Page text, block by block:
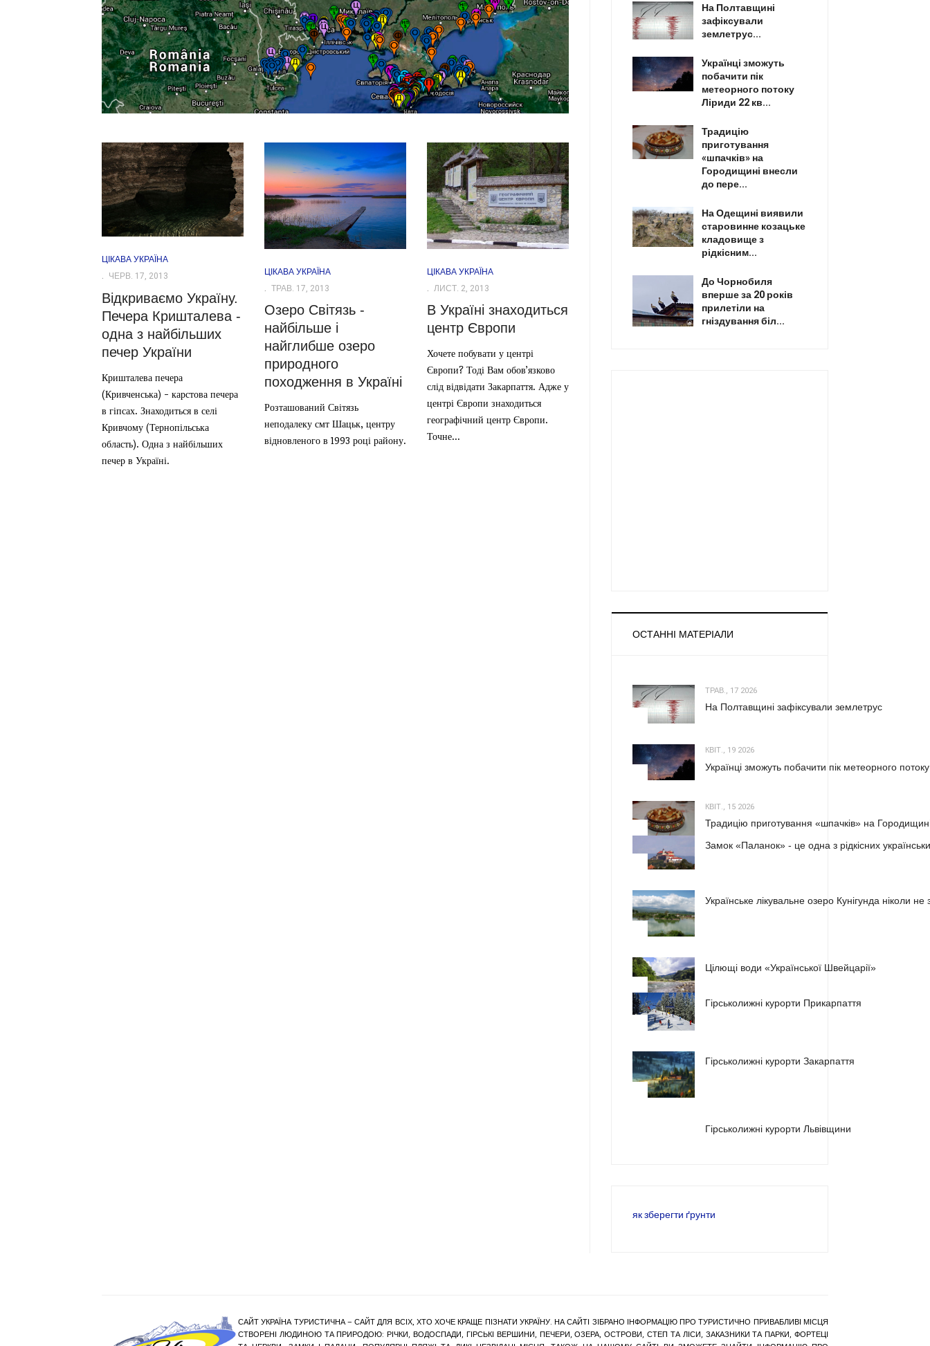
ЦІКАВА УКРАЇНА
ЧЕРВ. 17, 2013
Відкриваємо Україну.
Печера Кришталева -
одна з найбільших
печер України
Кришталева печера
(Кривченська) - карстова печера
в гіпсах. Знаходиться в селі
Кривчому (Тернопільська
область). Одна з найбільших
печер в Україні.
ЦІКАВА УКРАЇНА
ТРАВ. 17, 2013
Озеро Світязь -
найбільше і
найглибше озеро
природного
походження в Україні
Розташований Світязь
неподалеку смт Шацьк, центру
відновленого в 1993 році району.
ЦІКАВА УКРАЇНА
ЛИСТ. 2, 2013
В Україні знаходиться
центр Європи
Хочете побувати у центрі
Європи? Тоді Вам обов’язково
слід відвідати Закарпаття. Адже у
центрі Європи знаходиться
географічний центр Європи.
Точне...
На Полтавщині
зафіксували
землетрус...
Українці зможуть
побачити пік
метеорного потоку
Ліриди 22 кв...
Традицію
приготування
«шпачків» на
Городищині внесли
до пере...
На Одещині виявили
старовинне козацьке
кладовище з
рідкісним...
До Чорнобиля
вперше за 20 років
прилетіли на
гніздування біл...
ОСТАННІ МАТЕРІАЛИ
ТРАВ., 17 2026
На Полтавщині зафіксували землетрус
КВІТ., 19 2026
Українці зможуть побачити пік метеорного
КВІТ., 15 2026
Традицію приготування «шпачків» на
Замок «Паланок» - це одна з рідкісних
Українське лікувальне озеро Кунігунда ніколи
Цілющі води «Української Швейцарії»
Гірськолижні курорти Прикарпаття
Гірськолижні курорти Закарпаття
Гірськолижні курорти Львівщини
як зберегти ґрунти
САЙТ УКРАЇНА ТУРИСТИЧНА – САЙТ ДЛЯ ВСІХ, ХТО ХОЧЕ КРАЩЕ ПІЗНАТИ УКРАЇНУ. НА САЙТІ ЗІБРАНО ІНФОРМАЦІЮ ПРО ТУРИСТИЧНО ПРИВАБЛИВІ МІСЦЯ
СТВОРЕНІ ЛЮДИНОЮ ТА ПРИРОДОЮ: РІЧКИ, ВОДОСПАДИ, ГІРСЬКІ ВЕРШИНИ, ПЕЧЕРИ, ОЗЕРА, ОСТРОВИ, СТЕП ТА ЛІСИ, ЗАКАЗНИКИ ТА ПАРКИ, ФОРТЕЦІ